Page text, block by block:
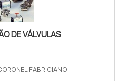
DE VÁLVULAS
FABRICIANO -